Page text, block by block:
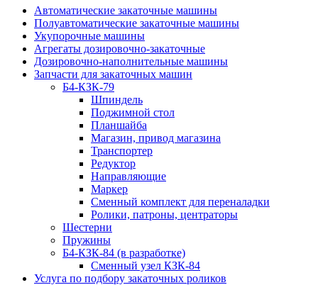
Автоматические закаточные машины
Полуавтоматические закаточные машины
Укупорочные машины
Агрегаты дозировочно-закаточные
Дозировочно-наполнительные машины
Запчасти для закаточных машин
Б4-КЗК-79
Шпиндель
Поджимной стол
Планшайба
Магазин, привод магазина
Транспортер
Редуктор
Направляющие
Маркер
Сменный комплект для переналадки
Ролики, патроны, центраторы
Шестерни
Пружины
Б4-КЗК-84 (в разработке)
Сменный узел КЗК-84
Услуга по подбору закаточных роликов